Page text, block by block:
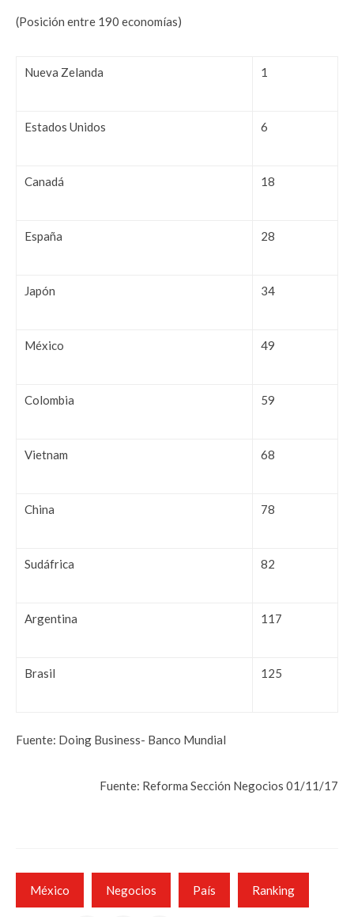
(Posición entre 190 economías)
Nueva Zelanda 1
Estados Unidos 6
Canadá 18
España 28
Japón 34
México 49
Colombia 59
Vietnam 68
China 78
Sudáfrica 82
Argentina 117
Brasil 125
Fuente: Doing Business- Banco Mundial
Fuente: Reforma Sección Negocios 01/11/17
México Negocios País Ranking